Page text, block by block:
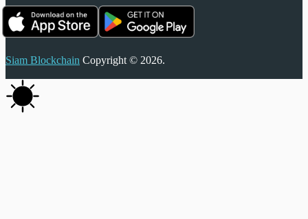
Siam Blockchain Copyright © 2026.